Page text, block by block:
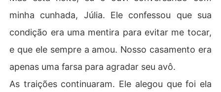
Então, descobri a verdade final e esmagadora: nossa c
ertidão de casamento era falsa. Eu nunca fui sua espos
a, apenas um tapa-buraco.
Naquela noite, peguei meu celular e liguei para a única
pessoa de quem ele me avisou para ficar longe.
minha cunhada, Júlia. Ele confessou que sua
condição era uma mentira para evitar me tocar,
e que ele sempre a amou. Nosso casamento era
apenas uma farsa para agradar seu avô.
As traições continuaram. Ele alegou que foi ela